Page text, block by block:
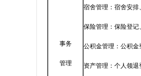
事务
管理
宿舍管理：宿舍安
保险管理：保险登
公积金管理：公积金
资产管理：个人领